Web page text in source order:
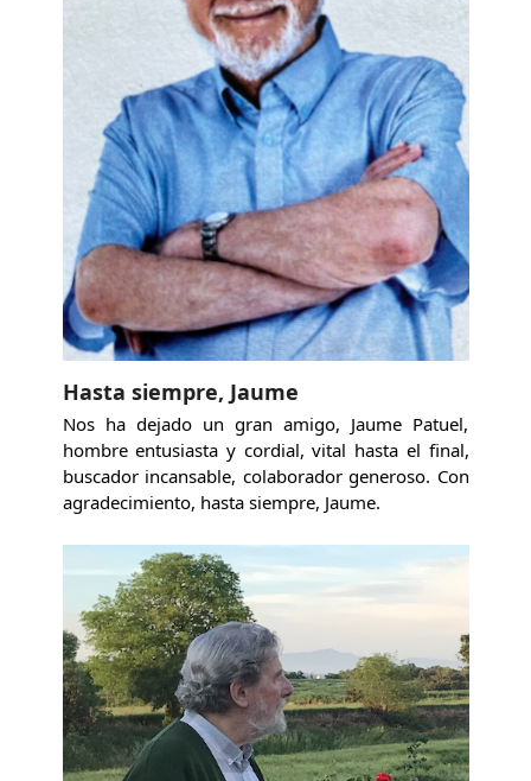
Hasta siempre, Jaume
Nos ha dejado un gran amigo, Jaume Patuel,
hombre entusiasta y cordial, vital hasta el final,
buscador incansable, colaborador generoso. Con
agradecimiento, hasta siempre, Jaume.